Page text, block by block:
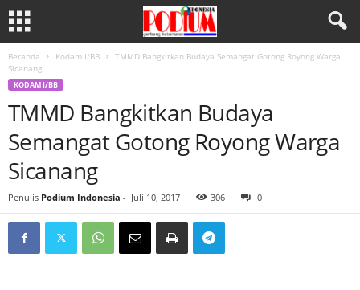
Beranda Kodam I/BB
TMMD Bangkitkan Budaya Semangat Gotong Royong Warga
Sicanang
KODAM I/BB
TMMD Bangkitkan Budaya
Semangat Gotong Royong Warga
Sicanang
Penulis Podium Indonesia - Juli 10, 2017 306 0